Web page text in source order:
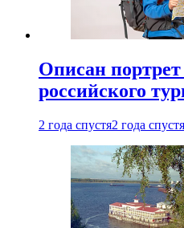
Описан
российского
2 года спустя2 года спустя